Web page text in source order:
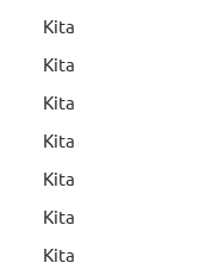
Kita
Kita
Kita
Kita
Kita
Kita
Kita